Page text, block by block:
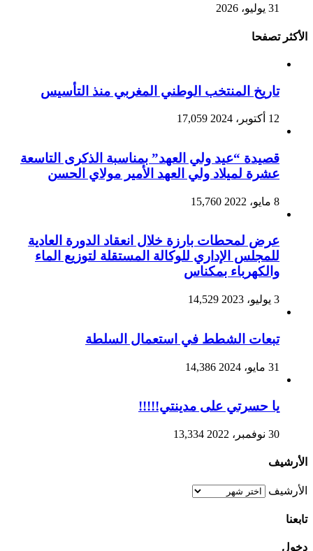
31 يوليو، 2026
الأكثر تصفحا
تاريخ المنتخب الوطني المغربي منذ التأسيس
12 أكتوبر، 2024 17,059
قصيدة “عيد ولي العهد” بمناسبة الذكرى التاسعة
عشرة لميلاد ولي العهد الأمير مولاي الحسن
8 مايو، 2022 15,760
عرض لمحطات بارزة خلال انعقاد الدورة العادية
للمجلس الإداري للوكالة المستقلة لتوزيع الماء
والكهرباء بمكناس
3 يوليو، 2023 14,529
تبعات الشطط في استعمال السلطة
31 مايو، 2024 14,386
يا حسرتي على مدينتي!!!!!
30 نوفمبر، 2022 13,334
الأرشيف
الأرشيف
تابعنا
دخول